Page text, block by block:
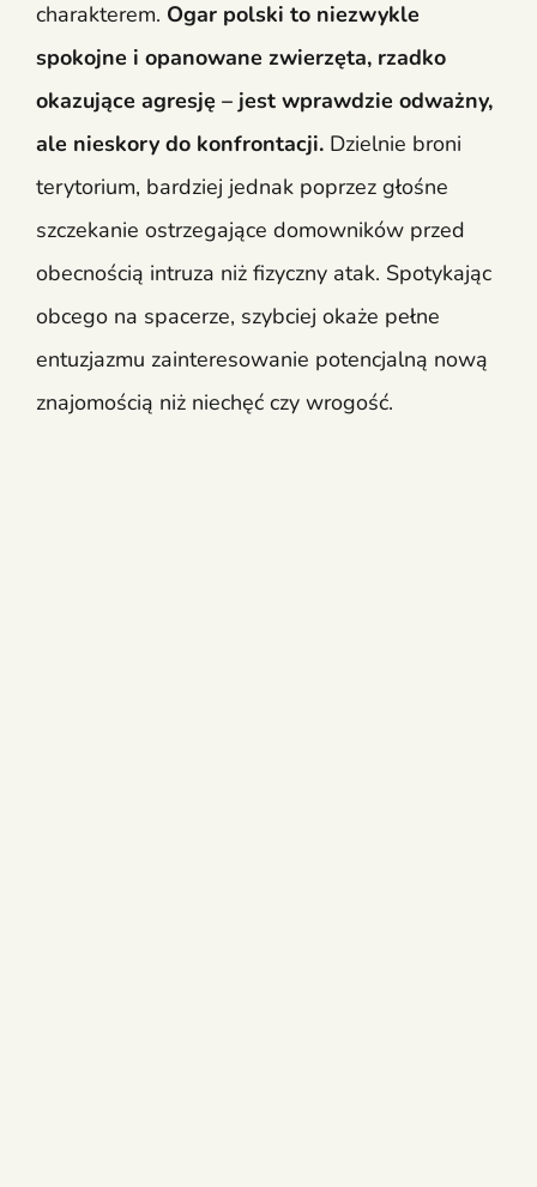
charakterem. Ogar polski to niezwykle
spokojne i opanowane zwierzęta, rzadko
okazujące agresję – jest wprawdzie odważny,
ale nieskory do konfrontacji. Dzielnie broni
terytorium, bardziej jednak poprzez głośne
szczekanie ostrzegające domowników przed
obecnością intruza niż fizyczny atak. Spotykając
obcego na spacerze, szybciej okaże pełne
entuzjazmu zainteresowanie potencjalną nową
znajomością niż niechęć czy wrogość.